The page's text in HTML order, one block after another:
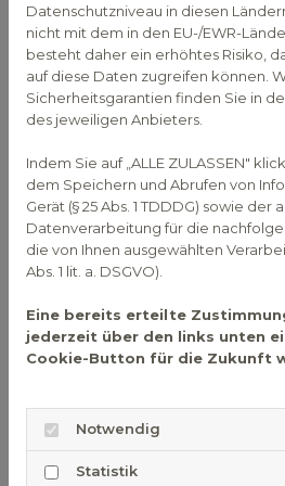
Akute oder
Eineakute
plötzlich auf und verursacht
wie Rötung, Schwellung oder
sie häufig innerhalb weniger
Einechronische
entwickelt sich dagegen
lange unbemerkt. Ohne
den Zahnhalteapparat
Ursachen einer
Für eine
verschiedene Auslöser und
Datenschutzniveau in diesen
nicht mit dem in den EU-/EWR-
besteht daher ein erhöhtes Risiko,
auf diese Daten zugreifen können.
Sicherheitsgarantien finden Sie in
des jeweiligen Anbieters.
Indem Sie auf „ALLE ZULASSEN"
dem Speichern und Abrufen von
Gerät (§ 25 Abs. 1 TDDDG) sowie der
Datenverarbeitung für die
die von Ihnen ausgewählten
Abs. 1 lit. a. DSGVO).
Eine bereits erteilte
jederzeit über den links unten
Cookie-Button für die Zukunft
Notwendig
Statistik